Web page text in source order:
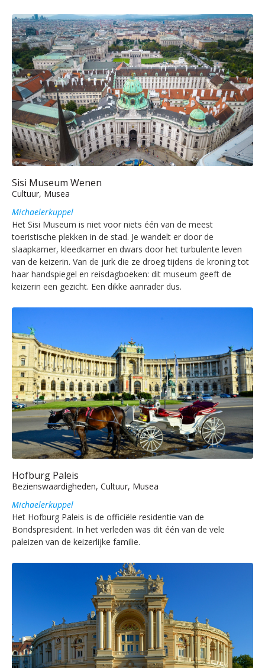
Sisi Museum Wenen
Cultuur, Musea
Michaelerkuppel
Het Sisi Museum is niet voor niets één van de meest
toeristische plekken in de stad. Je wandelt er door de
slaapkamer, kleedkamer en dwars door het turbulente leven
van de keizerin. Van de jurk die ze droeg tijdens de kroning tot
haar handspiegel en reisdagboeken: dit museum geeft de
keizerin een gezicht. Een dikke aanrader dus.
Hofburg Paleis
Bezienswaardigheden, Cultuur, Musea
Michaelerkuppel
Het Hofburg Paleis is de officiële residentie van de
Bondspresident. In het verleden was dit één van de vele
paleizen van de keizerlijke familie.